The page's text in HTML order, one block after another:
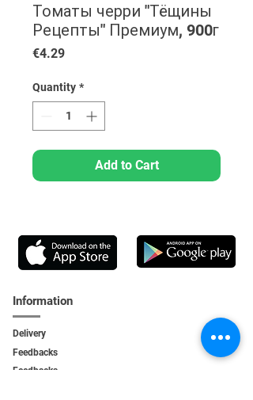
Томаты черри "Тёщины
Рецепты" Премиум, 900г
€4.29Price
Quantity *
Add to Cart
Information
Delivery
Feedbacks
Feedbacks